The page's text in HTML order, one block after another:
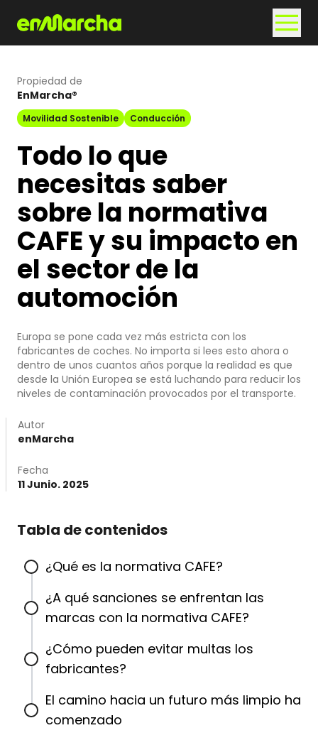
Propiedad de
EnMarcha®
Movilidad Sostenible Conducción
Todo lo que
necesitas saber
sobre la normativa
CAFE y su impacto en
el sector de la
automoción
Europa se pone cada vez más estricta con los
fabricantes de coches. No importa si lees esto ahora o
dentro de unos cuantos años porque la realidad es que
desde la Unión Europea se está luchando para reducir los
niveles de contaminación provocados por el transporte.
Autor
enMarcha
Fecha
11 Junio. 2025
Tabla de contenidos
¿Qué es la normativa CAFE?
¿A qué sanciones se enfrentan las
marcas con la normativa CAFE?
¿Cómo pueden evitar multas los
fabricantes?
El camino hacia un futuro más limpio ha
comenzado